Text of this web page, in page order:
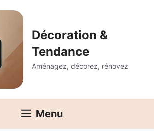
Décoration &
Tendance
Aménagez, décorez, rénovez
Menu